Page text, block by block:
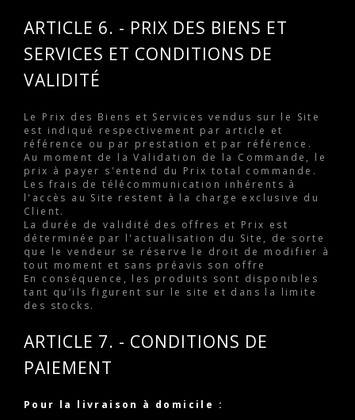
ARTICLE 6. - PRIX DES BIENS ET
SERVICES ET CONDITIONS DE
VALIDITÉ
Le Prix des Biens et Services vendus sur le Site
est indiqué respectivement par article et
référence ou par prestation et par référence.
Au moment de la Validation de la Commande, le
prix à payer s'entend du Prix total commande.
Les frais de télécommunication inhérents à
l'accès au Site restent à la charge exclusive du
Client.
La durée de validité des offres et Prix est
déterminée par l'actualisation du Site, de sorte
que le vendeur se réserve le droit de modifier à
tout moment et sans préavis son offre
En conséquence, les produits sont disponibles
tant qu’ils figurent sur le site et dans la limite
des stocks.
ARTICLE 7. - CONDITIONS DE
PAIEMENT
Pour la livraison à domicile :